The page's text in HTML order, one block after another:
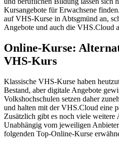
Kursangebote für Erwachsene
auf VHS-Kurse in Abtsgmünd an,
Angebote und auch die VHS.Cloud
Online-Kurse:
VHS-Kurs
Klassische VHS-Kurse haben
Bestand, aber digitale Angebote
Volkshochschulen setzen daher
und halten mit der VHS.Cloud eine
Zusätzlich gibt es noch viele
Unabhängig vom jeweiligen
folgenden Top-Online-Kurse